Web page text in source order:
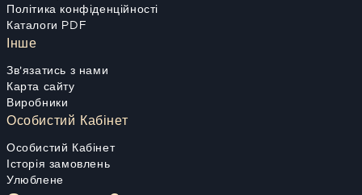
Політика конфіденційності
Каталоги PDF
Інше
Зв'язатись з нами
Карта сайту
Виробники
Особистий Кабінет
Особистий Кабінет
Історія замовлень
Улюблене